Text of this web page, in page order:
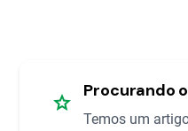
star Procurando
Temos um